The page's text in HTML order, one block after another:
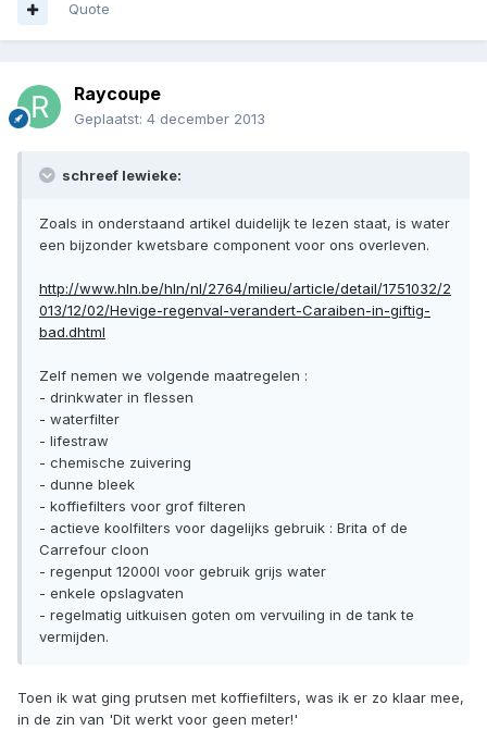
Quote
Raycoupe
Geplaatst: 4 december 2013
schreef lewieke:
Zoals in onderstaand artikel duidelijk te lezen staat, is water
een bijzonder kwetsbare component voor ons overleven.
http://www.hln.be/hln/nl/2764/milieu/article/detail/1751032/2
013/12/02/Hevige-regenval-verandert-Caraiben-in-giftig-
bad.dhtml
Zelf nemen we volgende maatregelen :
- drinkwater in flessen
- waterfilter
- lifestraw
- chemische zuivering
- dunne bleek
- koffiefilters voor grof filteren
- actieve koolfilters voor dagelijks gebruik : Brita of de
Carrefour cloon
- regenput 12000l voor gebruik grijs water
- enkele opslagvaten
- regelmatig uitkuisen goten om vervuiling in de tank te
vermijden.
Toen ik wat ging prutsen met koffiefilters, was ik er zo klaar mee,
in de zin van 'Dit werkt voor geen meter!'